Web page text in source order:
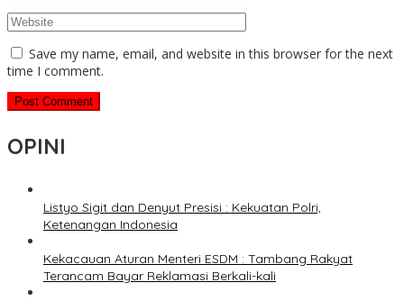
Save my name, email, and website in this browser for the next
time I comment.
OPINI
Listyo Sigit dan Denyut Presisi : Kekuatan Polri,
Ketenangan Indonesia
Kekacauan Aturan Menteri ESDM : Tambang Rakyat
Terancam Bayar Reklamasi Berkali-kali